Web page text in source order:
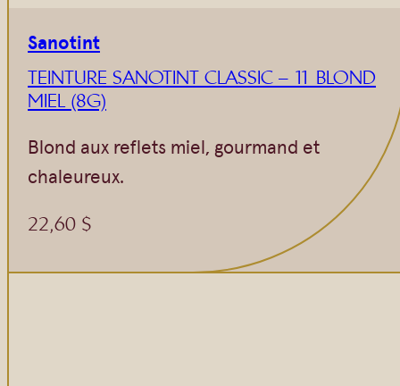
Sanotint
TEINTURE SANOTINT CLASSIC – 11 BLOND
MIEL (8G)
Blond aux reflets miel, gourmand et
chaleureux.
22,60 $